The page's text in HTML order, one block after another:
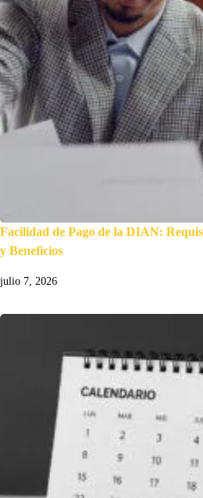
Facilidad de Pago de la DIAN:
y Beneficios
julio 7, 2026